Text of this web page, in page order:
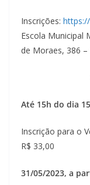
Inscrições:
Escola Municipal
de Moraes, 386
Até 15h do dia
Inscrição para o
R$ 33,00
31/05/2023, a